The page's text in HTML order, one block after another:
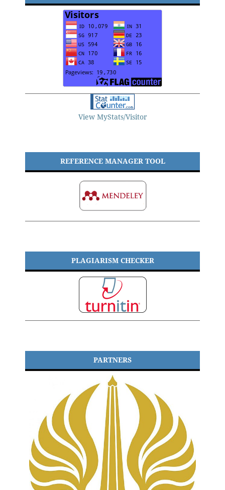
View MyStats/Visitor
REFERENCE MANAGER TOOL
PLAGIARISM CHECKER
PARTNERS